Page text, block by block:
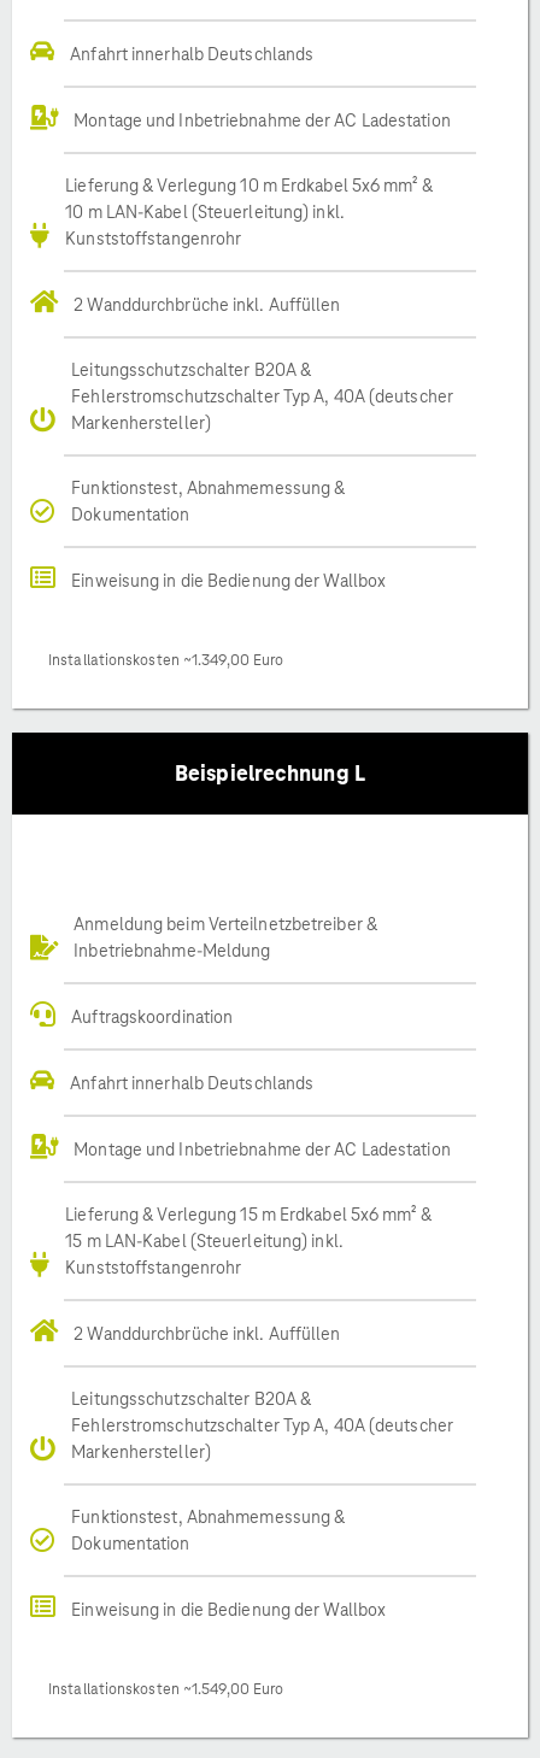
Anfahrt innerhalb Deutschlands
Montage und Inbetriebnahme der AC Ladestation
Lieferung & Verlegung 10 m Erdkabel 5x6 mm² &
10 m LAN-Kabel (Steuerleitung) inkl.
Kunststoffstangenrohr
2 Wanddurchbrüche inkl. Auffüllen
Leitungsschutzschalter B20A &
Fehlerstromschutzschalter Typ A, 40A (deutscher
Markenhersteller)
Funktionstest, Abnahmemessung &
Dokumentation
Einweisung in die Bedienung der Wallbox
Installationskosten ~1.349,00 Euro
Beispielrechnung L
Anmeldung beim Verteilnetzbetreiber &
Inbetriebnahme-Meldung
Auftragskoordination
Anfahrt innerhalb Deutschlands
Montage und Inbetriebnahme der AC Ladestation
Lieferung & Verlegung 15 m Erdkabel 5x6 mm² &
15 m LAN-Kabel (Steuerleitung) inkl.
Kunststoffstangenrohr
2 Wanddurchbrüche inkl. Auffüllen
Leitungsschutzschalter B20A &
Fehlerstromschutzschalter Typ A, 40A (deutscher
Markenhersteller)
Funktionstest, Abnahmemessung &
Dokumentation
Einweisung in die Bedienung der Wallbox
Installationskosten ~1.549,00 Euro